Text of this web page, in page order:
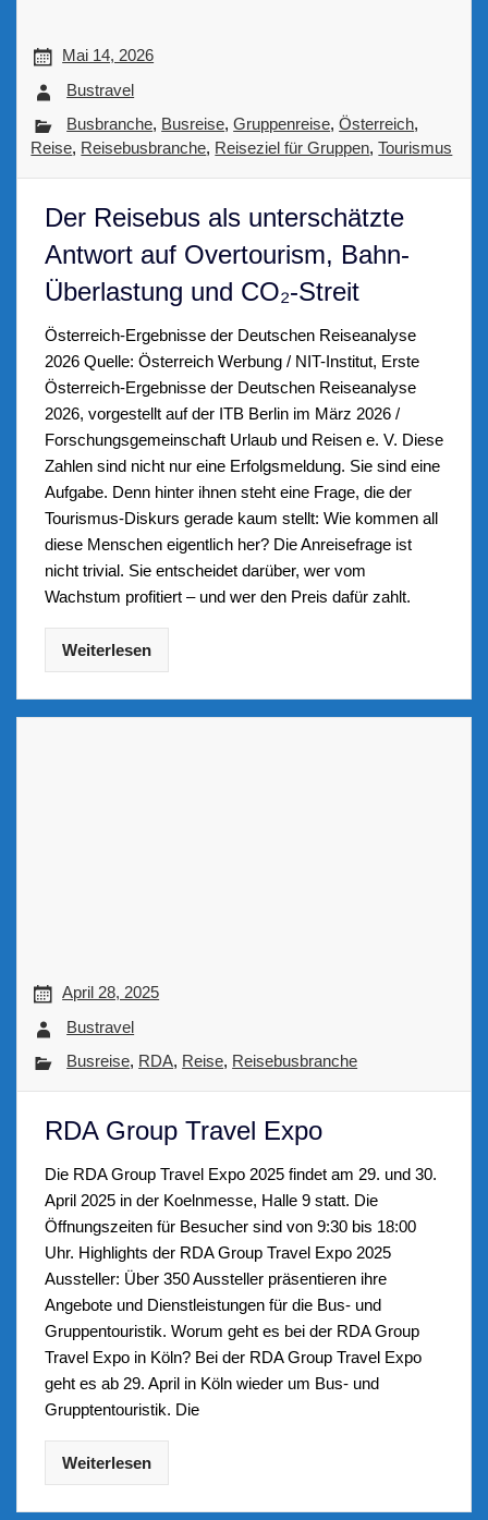
Mai 14, 2026
Bustravel
Busbranche, Busreise,Gruppenreise,Österreich,
Reise, Reisebusbranche, Reiseziel für Gruppen,Tourismus
Der Reisebus als unterschätzte
Antwort auf Overtourism, Bahn-
Überlastung und CO₂-Streit
Österreich-Ergebnisse der Deutschen Reiseanalyse
2026 Quelle: Österreich Werbung / NIT-Institut, Erste
Österreich-Ergebnisse der Deutschen Reiseanalyse
2026, vorgestellt auf der ITB Berlin im März 2026 /
Forschungsgemeinschaft Urlaub und Reisen e. V. Diese
Zahlen sind nicht nur eine Erfolgsmeldung. Sie sind eine
Aufgabe. Denn hinter ihnen steht eine Frage, die der
Tourismus-Diskurs gerade kaum stellt: Wie kommen all
diese Menschen eigentlich her? Die Anreisefrage ist
nicht trivial. Sie entscheidet darüber, wer vom
Wachstum profitiert – und wer den Preis dafür zahlt.
Weiterlesen
April 28, 2025
Bustravel
Busreise, RDA, Reise, Reisebusbranche
RDA Group Travel Expo
Die RDA Group Travel Expo 2025 findet am 29. und 30.
April 2025 in der Koelnmesse, Halle 9 statt. Die
Öffnungszeiten für Besucher sind von 9:30 bis 18:00
Uhr. Highlights der RDA Group Travel Expo 2025
Aussteller: Über 350 Aussteller präsentieren ihre
Angebote und Dienstleistungen für die Bus- und
Gruppentouristik. Worum geht es bei der RDA Group
Travel Expo in Köln? Bei der RDA Group Travel Expo
geht es ab 29. April in Köln wieder um Bus- und
Grupptentouristik. Die
Weiterlesen